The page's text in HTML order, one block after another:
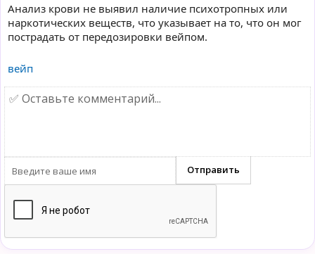
Анализ крови не выявил наличие психотропных или
наркотических веществ, что указывает на то, что он мог
пострадать от передозировки вейпом.
вейп